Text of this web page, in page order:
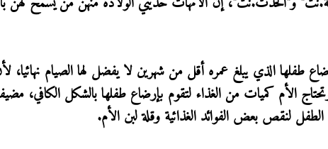
طفلها الذي يبلغ عمره أقل من شهرين لا يفضل لها الصيام نهائيا،
الأم كميات من الغذاء لتقوم بإرضاع طفلها بالشكل الكافي،
لنقص بعض الفوائد الغذائية وقلة لبن الأم.